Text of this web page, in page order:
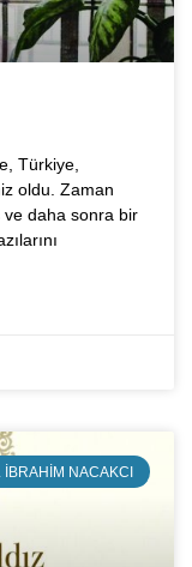
Türkiye,
oldu. Zaman
ve daha sonra bir
İBRAHIM NACAKCI